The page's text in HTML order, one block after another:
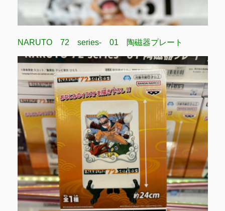
NARUTO 72 series- 01 陶磁器プレート